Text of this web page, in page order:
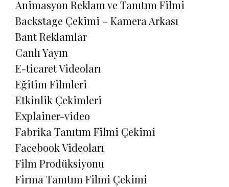
Animasyon Reklam ve Tanıtım Filmi
Backstage Çekimi – Kamera Arkası
Bant Reklamlar
Canlı Yayın
E-ticaret Videoları
Eğitim Filmleri
Etkinlik Çekimleri
Explainer-video
Fabrika Tanıtım Filmi Çekimi
Facebook Videoları
Film Prodüksiyonu
Firma Tanıtım Filmi Çekimi